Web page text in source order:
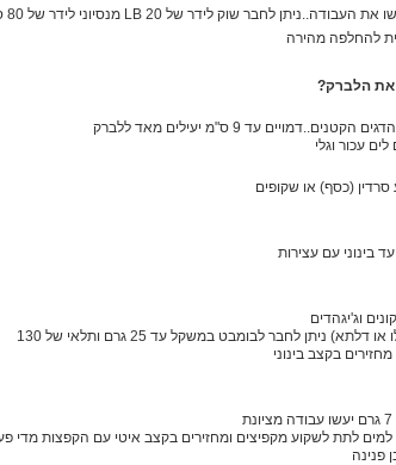
להחלפה מהירה
את הלברק?
עד 9 ס"מ יעילים מאד ללברק
עכור וגלי
סרדין (כסף) או שקופים
בינוני עם עצירות
וג'יגהדים
ניתן לחבר לבומבט במשקל עד 25 גרם ותלאי של 130
בקצב בינוני
למים לתת לשקוע מקפיצים ומחזירים בקצב איטי עם הקפצות מדי
פנינה